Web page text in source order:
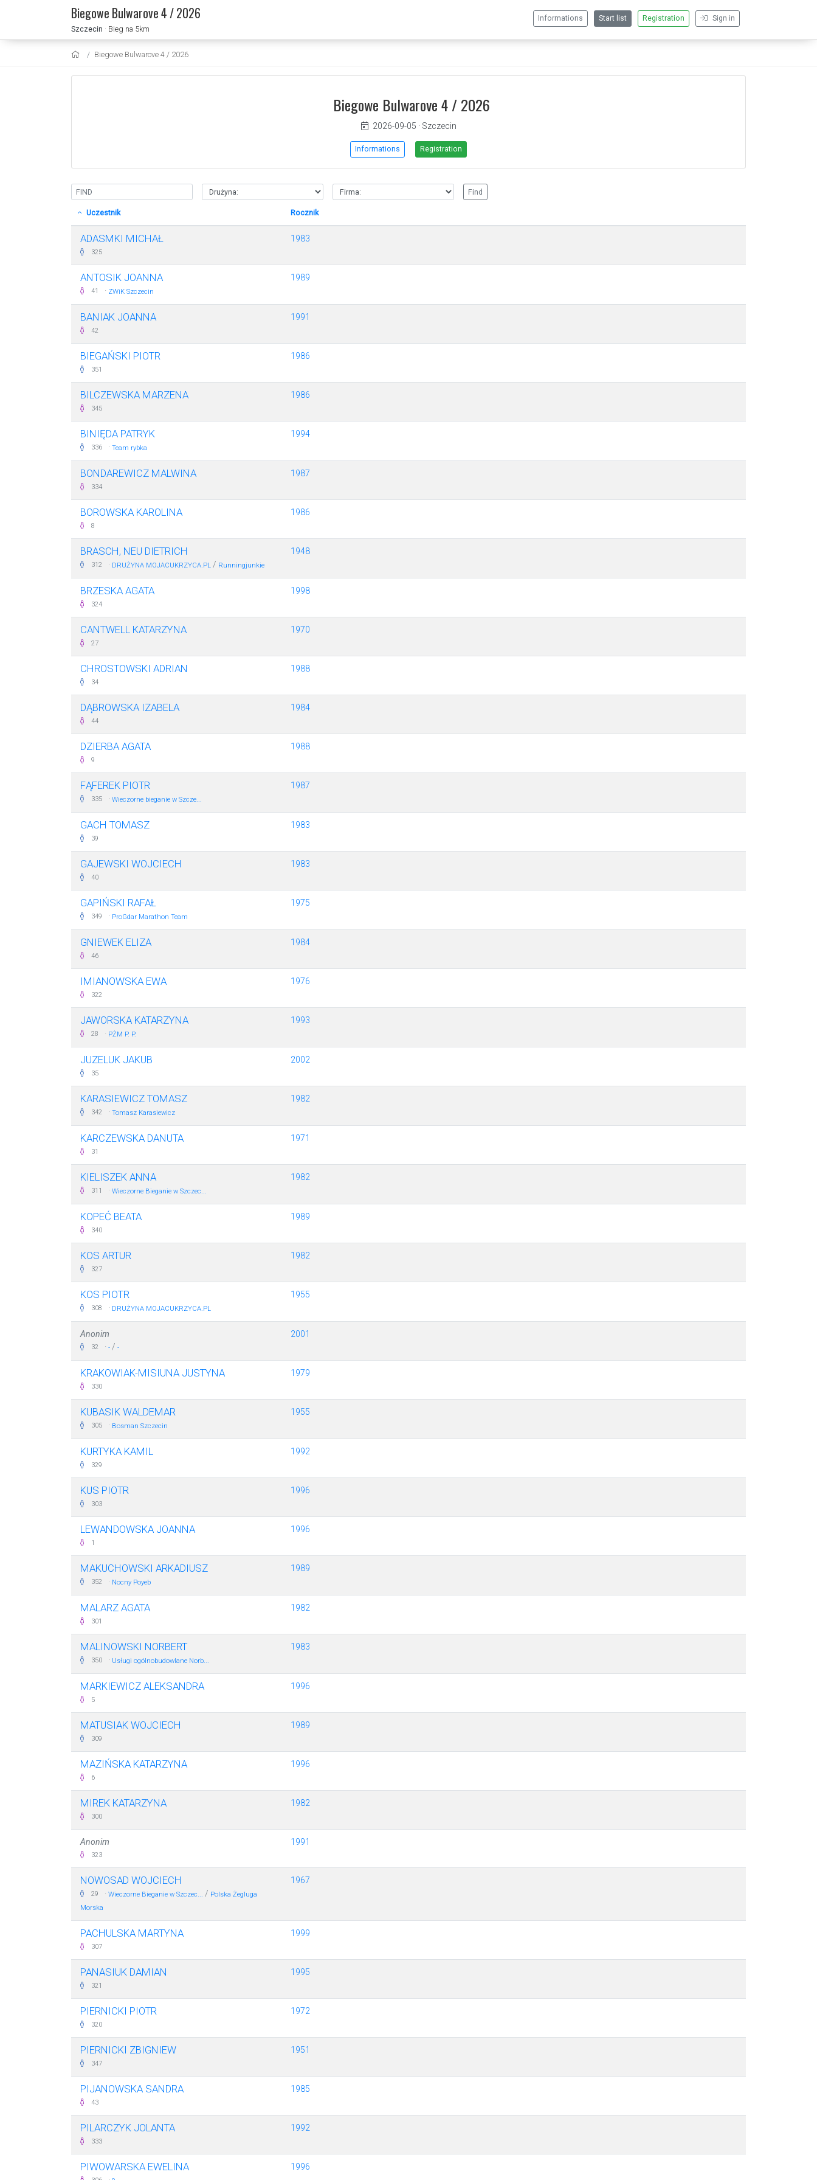
Biegowe Bulwarove 4 / 2026
Szczecin · Bieg na 5km
Sign in
Registration
Start list
Informations
Biegowe Bulwarove 4 / 2026
Biegowe Bulwarove 4 / 2026
2026-09-05 · Szczecin
Informations Registration
Uczestnik Rocznik
ADASMKI MICHAŁ
325
1983
ANTOSIK JOANNA
41 · ZWiK Szczecin
1989
BANIAK JOANNA
42
1991
BIEGAŃSKI PIOTR
351
1986
BILCZEWSKA MARZENA
345
1986
BINIĘDA PATRYK
336 · Team rybka
1994
BONDAREWICZ MALWINA
334
1987
BOROWSKA KAROLINA
8
1986
BRASCH, NEU DIETRICH
312 · DRUŻYNA MOJACUKRZYCA.PL / Runningjunkie
1948
BRZESKA AGATA
324
1998
CANTWELL KATARZYNA
27
1970
CHROSTOWSKI ADRIAN
34
1988
DĄBROWSKA IZABELA
44
1984
DZIERBA AGATA
9
1988
FĄFEREK PIOTR
335 · Wieczorne bieganie w Szcze...
1987
GACH TOMASZ
39
1983
GAJEWSKI WOJCIECH
40
1983
GAPIŃSKI RAFAŁ
349 · ProGdar Marathon Team
1975
GNIEWEK ELIZA
46
1984
IMIANOWSKA EWA
322
1976
JAWORSKA KATARZYNA
28 · PŻM P. P.
1993
JUZELUK JAKUB
35
2002
KARASIEWICZ TOMASZ
342 · Tomasz Karasiewicz
1982
KARCZEWSKA DANUTA
31
1971
KIELISZEK ANNA
311 · Wieczorne Bieganie w Szczec...
1982
KOPEĆ BEATA
340
1989
KOS ARTUR
327
1982
KOS PIOTR
308 · DRUŻYNA MOJACUKRZYCA.PL
1955
Anonim
32 · - / -
2001
KRAKOWIAK-MISIUNA JUSTYNA
330
1979
KUBASIK WALDEMAR
305 · Bosman Szczecin
1955
KURTYKA KAMIL
329
1992
KUS PIOTR
303
1996
LEWANDOWSKA JOANNA
1
1996
MAKUCHOWSKI ARKADIUSZ
352 · Nocny Poyeb
1989
MALARZ AGATA
301
1982
MALINOWSKI NORBERT
350 · Usługi ogólnobudowlane Norb...
1983
MARKIEWICZ ALEKSANDRA
5
1996
MATUSIAK WOJCIECH
309
1989
MAZIŃSKA KATARZYNA
6
1996
MIREK KATARZYNA
300
1982
Anonim
323
1991
NOWOSAD WOJCIECH
29 · Wieczorne Bieganie w Szczec... / Polska Żegluga
Morska
1967
PACHULSKA MARTYNA
307
1999
PANASIUK DAMIAN
321
1995
PIERNICKI PIOTR
320
1972
PIERNICKI ZBIGNIEW
347
1951
PIJANOWSKA SANDRA
43
1985
PILARCZYK JOLANTA
333
1992
PIWOWARSKA EWELINA 1996